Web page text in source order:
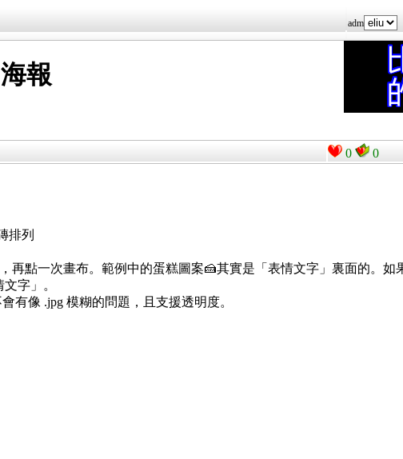
adm
報
0 0
排列
再點一次畫布。範例中的蛋糕圖案🍰其實是「表情文字」裏面的。如
字」。
有像 .jpg 模糊的問題，且支援透明度。